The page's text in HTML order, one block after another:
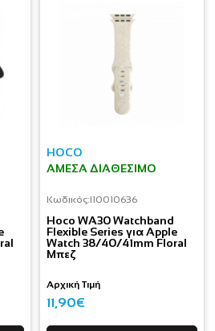
HOCO
ΆΜΕΣΑ ΔΙΑΘΈΣΙΜΟ
Κωδικός:I10010636
Hoco WA30 Watchband
Flexible Series για Apple
Watch 38/40/41mm Floral
Μπεζ
Αρχική Τιμή
11,90€